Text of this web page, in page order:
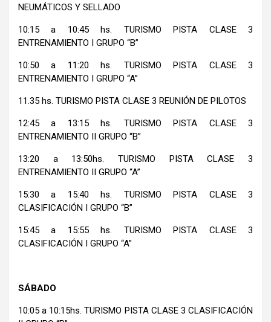
NEUMÁTICOS Y SELLADO
10:15 a 10:45 hs. TURISMO PISTA CLASE 3
ENTRENAMIENTO I GRUPO “B”
10:50 a 11:20 hs. TURISMO PISTA CLASE 3
ENTRENAMIENTO I GRUPO “A”
11.35 hs. TURISMO PISTA CLASE 3 REUNIÓN DE PILOTOS
12:45 a 13:15 hs. TURISMO PISTA CLASE 3
ENTRENAMIENTO II GRUPO “B”
13:20 a 13:50hs. TURISMO PISTA CLASE 3
ENTRENAMIENTO II GRUPO “A”
15:30 a 15:40 hs. TURISMO PISTA CLASE 3
CLASIFICACIÓN I GRUPO “B”
15:45 a 15:55 hs. TURISMO PISTA CLASE 3
CLASIFICACIÓN I GRUPO “A”
SÁBADO
10:05 a 10:15hs. TURISMO PISTA CLASE 3 CLASIFICACIÓN